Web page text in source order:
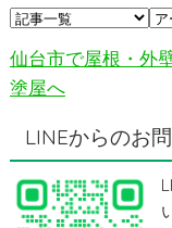
仙台市で屋根・外
塗屋へ
LINEからのお